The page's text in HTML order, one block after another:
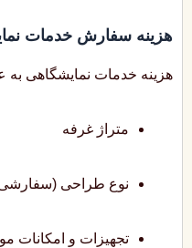
هزینه سفارش خدمات
هزینه خدمات نمایشگاهی به
متراژ غرفه
نوع طراحی (سفارشی
تجهیزات و امکانات